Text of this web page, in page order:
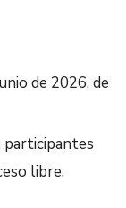
de 2026, de
participantes
libre.